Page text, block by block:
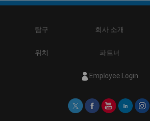
탐구 회사 소개
위치 파트너
Employee Login